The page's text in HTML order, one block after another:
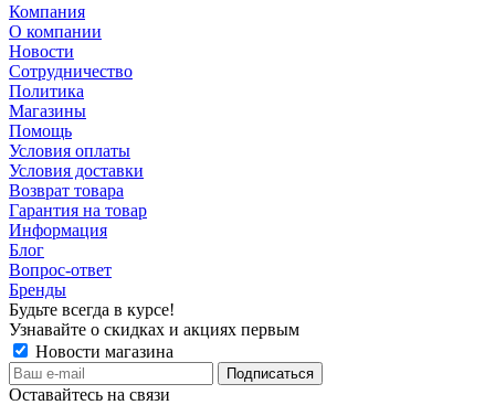
Компания
О компании
Новости
Сотрудничество
Политика
Магазины
Помощь
Условия оплаты
Условия доставки
Возврат товара
Гарантия на товар
Информация
Блог
Вопрос-ответ
Бренды
Будьте всегда в курсе!
Узнавайте о скидках и акциях первым
Новости магазина
Оставайтесь на связи